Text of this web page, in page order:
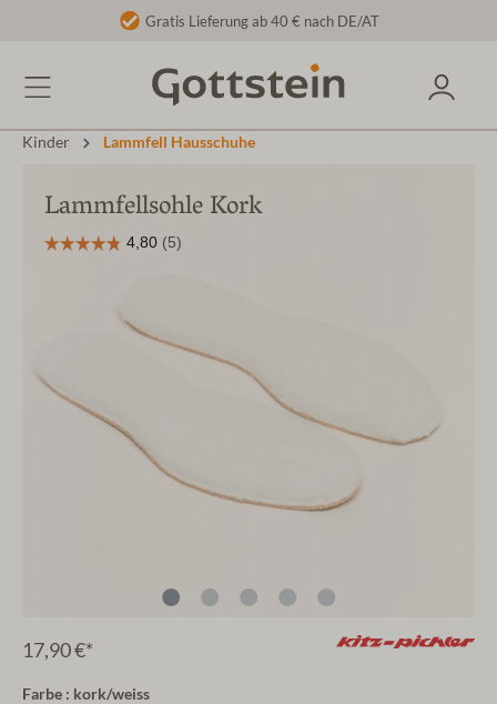
Gratis Lieferung ab 40 € nach DE/AT
Kinder Lammfell Hausschuhe
Lammfellsohle Kork
17,90 €*
Farbe : kork/weiss